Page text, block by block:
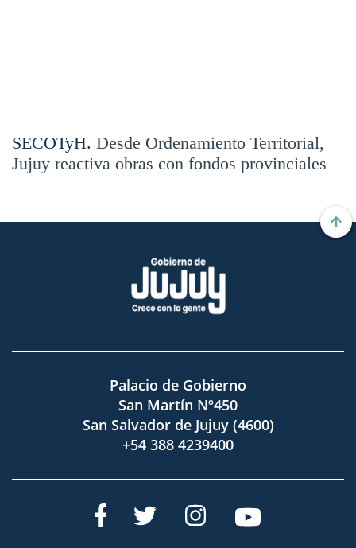
SECOTyH. Desde Ordenamiento Territorial,
Jujuy reactiva obras con fondos provinciales
Palacio de Gobierno
San Martín Nº450
San Salvador de Jujuy (4600)
+54 388 4239400